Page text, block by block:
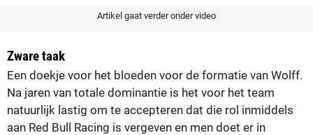
Artikel gaat verder onder video
Zware taak
Een doekje voor het bloeden voor de formatie van Wolff.
Na jaren van totale dominantie is het voor het team
natuurlijk lastig om te accepteren dat die rol inmiddels
aan Red Bull Racing is vergeven en men doet er in